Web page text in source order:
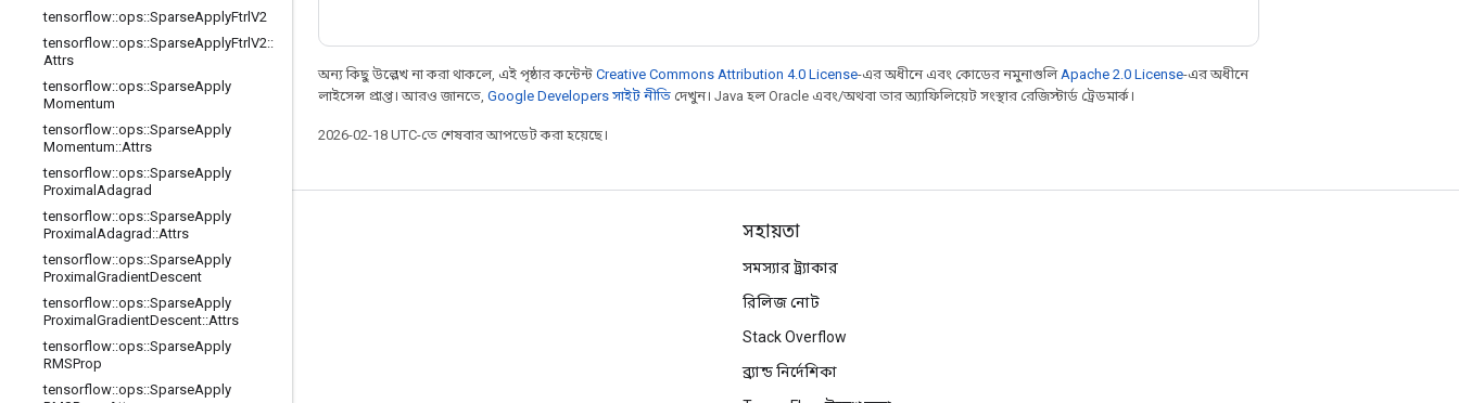
tensorflow::ops::SparseApplyFtrlV2
tensorflow::ops::SparseApplyFtrlV2::
Attrs
tensorflow::ops::SparseApply
Momentum
tensorflow::ops::SparseApply
Momentum::Attrs
tensorflow::ops::SparseApply
Proximal Adagrad
tensorflow::ops::SparseApply
Proximal Adagrad ::Attrs
tensorflow::ops::SparseApply
Proximal GradientDescent
tensorflow::ops::SparseApply
Proximal GradientDescent::Attrs
tensorflow::ops::SparseApply
RMSProp
tensorflow::ops::SparseApply
অন্য কিছু উল্লেখ না করা থাকলে, এই পৃষ্ঠার কন্টেন্ট Creative Commons Attribution 4.0 License-এর অধীনে এবং কোডের নমুনাগুলি Apache 2.0 License-এর অধীনে
লাইসেন্স প্রাপ্ত। আরও জানতে, Google Developers সাইট নীতি দেখুন। Java হল Oracle এবং/অথবা তার অ্যাফিলিয়েট সংস্থার রেজিস্টার্ড ট্রেডমার্ক।
2026-02-18 UTC-তে শেষবার আপডেট করা হয়েছে।
সবসময় যুক্ত থাকুন
ব্লগ
ফোরাম
Twitter
সহায়তা
সমস্যার ট্র্যাকার
রিলিজ নোট
Stack Overflow
ব্র্যান্ড নির্দেশিকা